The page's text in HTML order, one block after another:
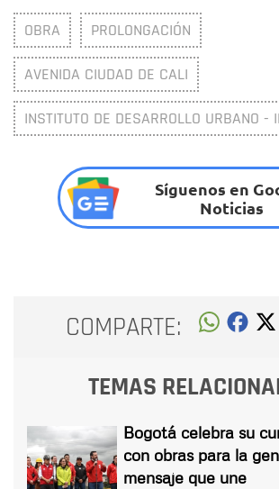
OBRA PROLONGACIÓN
AVENIDA CIUDAD DE CALI
INSTITUTO DE DESARROLLO URBANO -
Síguenos en
Noticias
COMPARTE:
TEMAS
Bogotá celebra su
con obras para la
mensaje que une